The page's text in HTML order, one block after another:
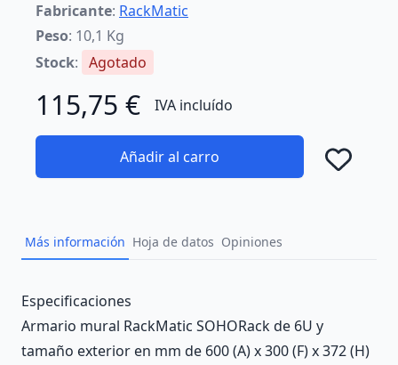
Fabricante: RackMatic
Peso: 10,1 Kg
Stock: Agotado
115,75 € IVA incluído
Añadir al carro
Más información Hoja de datos Opiniones
Description
Especificaciones
Armario mural RackMatic SOHORack de 6U y
tamaño exterior en mm de 600 (A) x 300 (F) x 372 (H)